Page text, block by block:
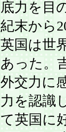
底力を目
紀末から
英国は世
あった。
外交力に
力を認識
て英国に